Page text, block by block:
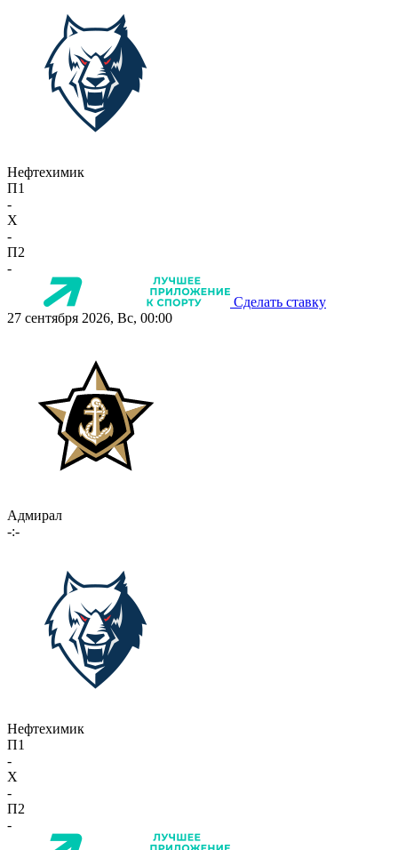
Нефтехимик
П1
-
X
-
П2
-
Сделать ставку
27 сентября 2026, Вс, 00:00
Адмирал
-:-
Нефтехимик
П1
-
X
-
П2
-